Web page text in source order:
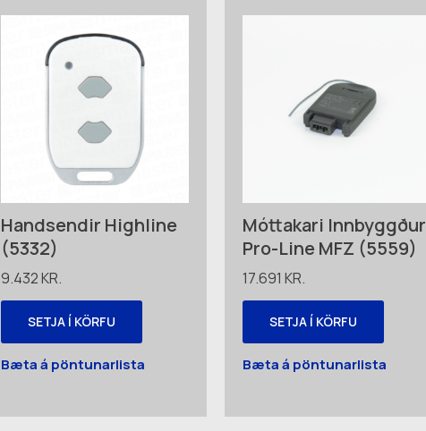
Handsendir Highline
(5332)
9.432KR.
SETJA Í KÖRFU
Bæta á pöntunarlista
Móttakari Innbyggður
Pro-Line MFZ (5559)
17.691 KR.
SETJA Í KÖRFU
Bæta á pöntunarlista